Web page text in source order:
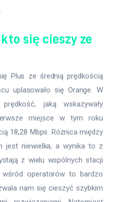
się cieszy ze
Plus ze średnią prędkością
uplasowało się Orange. W
jaką wskazywały
miejsce w tym roku
18,28 Mbps. Różnica między
jest niewielka, a wynika to z
z wielu wspólnych stacji
wśród operatorów to bardzo
nam się cieszyć szybkim